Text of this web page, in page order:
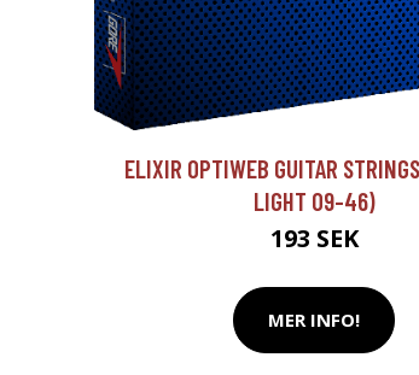
ELIXIR OPTIWEB GUITAR
LIGHT 09-46)
193 SEK
MER INFO!